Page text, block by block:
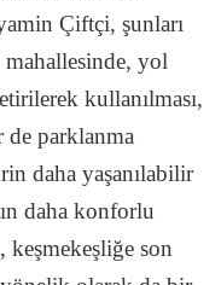
Çiftçi, şunları
yol
kullanılması,
de parklanma
daha yaşanılabilir
daha konforlu
keşmekeşliğe son